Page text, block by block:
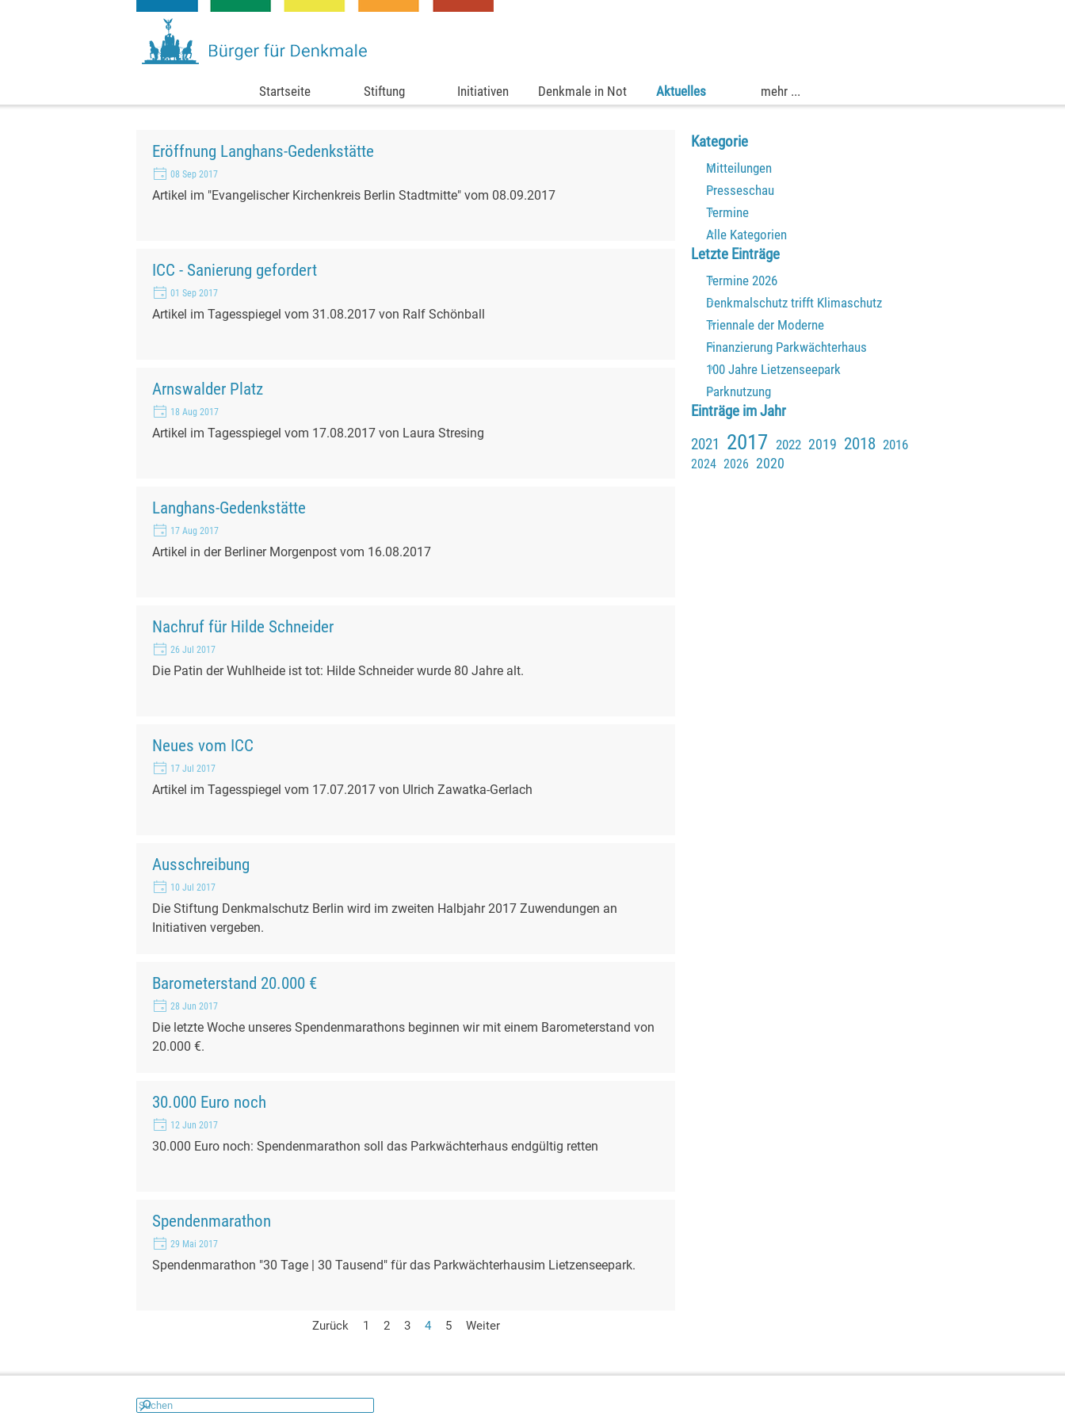
Menü überspringen
Startseite Stiftung ▼
Initiativen ▼
Denkmale in Not ▼
Aktuelles ▼
mehr ...
Eröffnung Langhans-Gedenkstätte
08 Sep 2017
Artikel im "Evangelischer Kirchenkreis Berlin Stadtmitte" vom 08.09.2017
ICC - Sanierung gefordert
01 Sep 2017
Artikel im Tagesspiegel vom 31.08.2017 von Ralf Schönball
Arnswalder Platz
18 Aug 2017
Artikel im Tagesspiegel vom 17.08.2017 von Laura Stresing
Langhans-Gedenkstätte
17 Aug 2017
Artikel in der Berliner Morgenpost vom 16.08.2017
Nachruf für Hilde Schneider
26 Jul 2017
Die Patin der Wuhlheide ist tot: Hilde Schneider wurde 80 Jahre alt.
Neues vom ICC
17 Jul 2017
Artikel im Tagesspiegel vom 17.07.2017 von Ulrich Zawatka-Gerlach
Ausschreibung
10 Jul 2017
Die Stiftung Denkmalschutz Berlin wird im zweiten Halbjahr 2017 Zuwendungen an
Initiativen vergeben.
Barometerstand 20.000 €
28 Jun 2017
Die letzte Woche unseres Spendenmarathons beginnen wir mit einem Barometerstand von
20.000 €.
30.000 Euro noch
12 Jun 2017
30.000 Euro noch: Spendenmarathon soll das Parkwächterhaus endgültig retten
Spendenmarathon
29 Mai 2017
Spendenmarathon "30 Tage | 30 Tausend" für das Parkwächterhausim Lietzenseepark.
Zurück Gehen Sie zu Seite:
1 Gehen Sie zu Seite:
2 Gehen Sie zu Seite:
3 Aktuelle Seite:
4 Gehen Sie zu Seite:
5 Weiter
Block überspringen Kategorie
Kategorie
Mitteilungen
Presseschau
Termine
Alle Kategorien
Block überspringen Letzte Einträge
Letzte Einträge
Termine 2026
Denkmalschutz trifft Klimaschutz
Triennale der Moderne
Finanzierung Parkwächterhaus
100 Jahre Lietzenseepark
Parknutzung
Block überspringen Einträge im Jahr
Einträge im Jahr
2021 2017 2022 2019 2018 2016
2024 2026 2020